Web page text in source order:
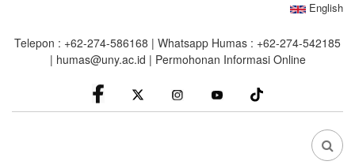
main
English
Telepon : +62-274-586168 | Whatsapp Humas : +62-274-542185
| humas@uny.ac.id | Permohonan Informasi Online
facebook
Instagram youtube
FA